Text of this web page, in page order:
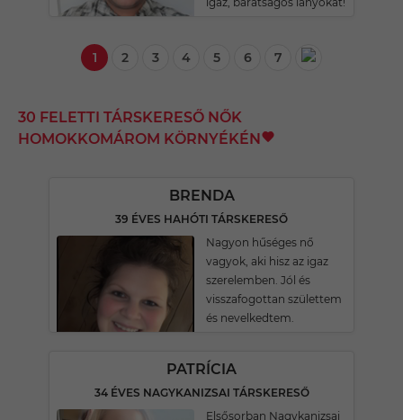
1 2 3 4 5 6 7
30 FELETTI TÁRSKERESŐ NŐK
HOMOKKOMÁROM KÖRNYÉKÉN
BRENDA
39 ÉVES HAHÓTI TÁRSKERESŐ
Nagyon hűséges nő
vagyok, aki hisz az igaz
szerelemben. Jól és
visszafogottan születtem
és nevelkedtem.
PATRÍCIA
34 ÉVES NAGYKANIZSAI TÁRSKERESŐ
Elsősorban Nagykanizsai